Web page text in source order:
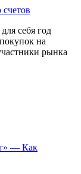
себя год
на
рынка